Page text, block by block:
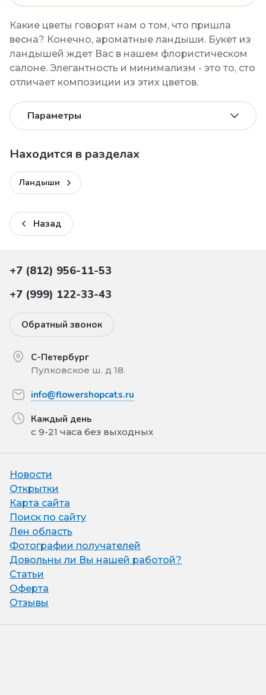
Какие цветы говорят нам о том, что пришла
весна? Конечно, ароматные ландыши. Букет из
ландышей ждет Вас в нашем флористическом
салоне. Элегантность и минимализм - это то, сто
отличает композиции из этих цветов.
Параметры
Находится в разделах
Ландыши
Назад
+7 (812) 956-11-53
+7 (999) 122-33-43
Обратный звонок
С-Петербург
Пулковское ш. д 18.
info@flowershopcats.ru
Каждый день
с 9-21 часа без выходных
Новости
Открытки
Карта сайта
Поиск по сайту
Лен область
Фотографии получателей
Довольны ли Вы нашей работой?
Статьи
Оферта
Отзывы